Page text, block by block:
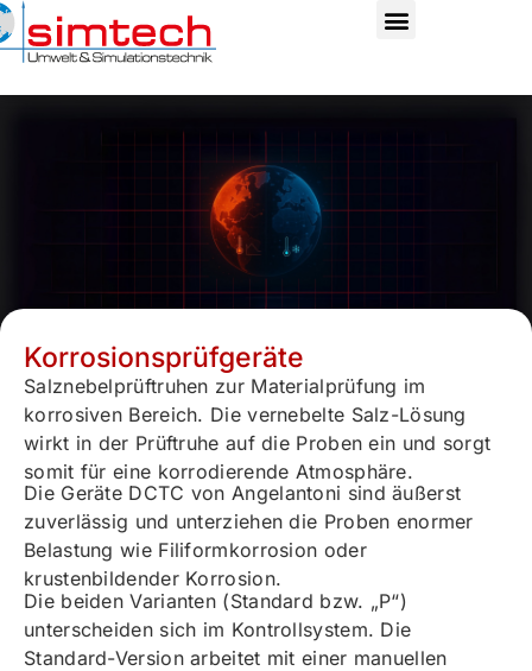
Korrosionsprüfgeräte
Salznebelprüftruhen zur Materialprüfung im
korrosiven Bereich. Die vernebelte Salz-Lösung
wirkt in der Prüftruhe auf die Proben ein und sorgt
somit für eine korrodierende Atmosphäre.
Die Geräte DCTC von Angelantoni sind äußerst
zuverlässig und unterziehen die Proben enormer
Belastung wie Filiformkorrosion oder
krustenbildender Korrosion.
Die beiden Varianten (Standard bzw. „P“)
unterscheiden sich im Kontrollsystem. Die
Standard-Version arbeitet mit einer manuellen